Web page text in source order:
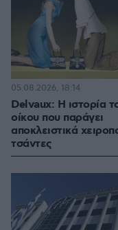
Delvaux: Η ιστορία
οίκου που παράγει
αποκλειστικά
τσάντες
05.08.2026, 18:14